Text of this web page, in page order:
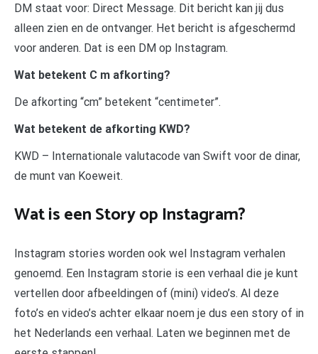
DM staat voor: Direct Message. Dit bericht kan jij dus
alleen zien en de ontvanger. Het bericht is afgeschermd
voor anderen. Dat is een DM op Instagram.
Wat betekent C m afkorting?
De afkorting “cm” betekent “centimeter”.
Wat betekent de afkorting KWD?
KWD – Internationale valutacode van Swift voor de dinar,
de munt van Koeweit.
Wat is een Story op Instagram?
Instagram stories worden ook wel Instagram verhalen
genoemd. Een Instagram storie is een verhaal die je kunt
vertellen door afbeeldingen of (mini) video’s. Al deze
foto’s en video’s achter elkaar noem je dus een story of in
het Nederlands een verhaal. Laten we beginnen met de